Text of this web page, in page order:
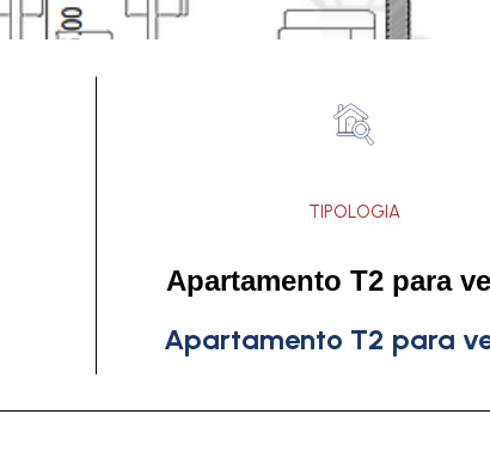
TIPOLOGIA
Apartamento T2 para
Apartamento T2 para